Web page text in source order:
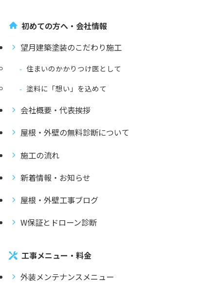
初めての方へ・会社情報
望月建築塗装のこだわり施工
住まいのかかりつけ医として
塗料に「想い」を込めて
会社概要・代表挨拶
屋根・外壁の無料診断について
施工の流れ
新着情報・お知らせ
屋根・外壁工事ブログ
W保証とドローン診断
工事メニュー・料金
外装メンテナンスメニュー